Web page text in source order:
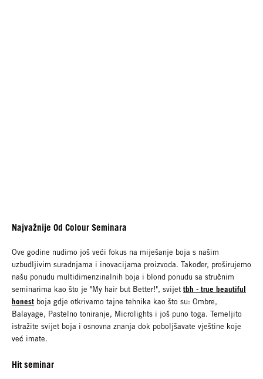
Najvažnije Od Colour Seminara
Ove godine nudimo još veći fokus na miješanje boja s našim
uzbudljivim suradnjama i inovacijama proizvoda. Također, proširujemo
našu ponudu multidimenzinalnih boja i blond ponudu sa stručnim
seminarima kao što je "My hair but Better!", svijet tbh - true beautiful
honest boja gdje otkrivamo tajne tehnika kao što su: Ombre,
Balayage, Pastelno toniranje, Microlights i još puno toga. Temeljito
istražite svijet boja i osnovna znanja dok poboljšavate vještine koje
već imate.
Hit seminar